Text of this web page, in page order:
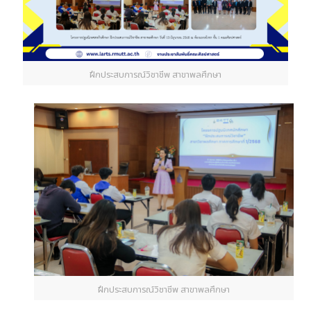
ฝึกประสบการณ์วิชาชีพ สาขาพลศึกษา
ฝึกประสบการณ์วิชาชีพ สาขาพลศึกษา